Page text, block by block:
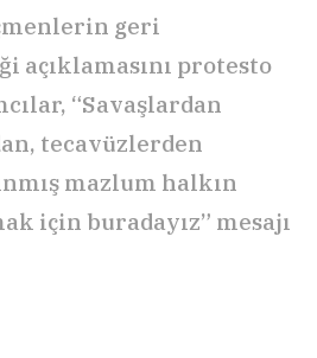
geri
açıklamasını protesto
“Savaşlardan
tecavüzlerden
mazlum halkın
için buradayız” mesajı